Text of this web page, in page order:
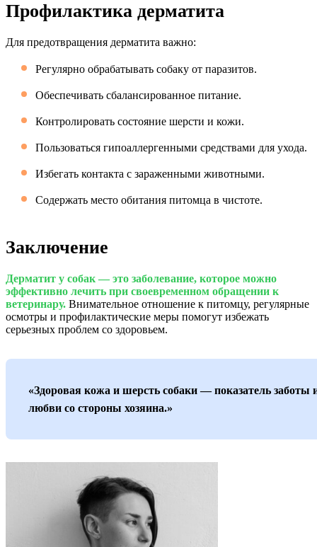
Профилактика дерматита
Для предотвращения дерматита важно:
Регулярно обрабатывать собаку от паразитов.
Обеспечивать сбалансированное питание.
Контролировать состояние шерсти и кожи.
Пользоваться гипоаллергенными средствами для ухода.
Избегать контакта с зараженными животными.
Содержать место обитания питомца в чистоте.
Заключение
Дерматит у собак — это заболевание, которое можно
эффективно лечить при своевременном обращении к
ветеринару. Внимательное отношение к питомцу, регулярные
осмотры и профилактические меры помогут избежать
серьезных проблем со здоровьем.
«Здоровая кожа и шерсть собаки — показатель заботы
любви со стороны хозяина.»